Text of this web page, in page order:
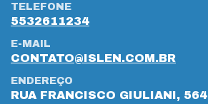
TELEFONE
5532611234
E-MAIL
CONTATO@ISLEN.COM.BR
ENDEREÇO
RUA FRANCISCO GIULIANI, 564